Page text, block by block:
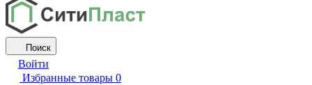
Поиск
Войти
Избранные товары 0